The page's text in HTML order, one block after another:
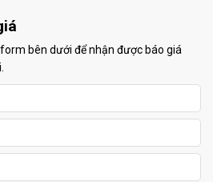
bên dưới để nhận được báo giá